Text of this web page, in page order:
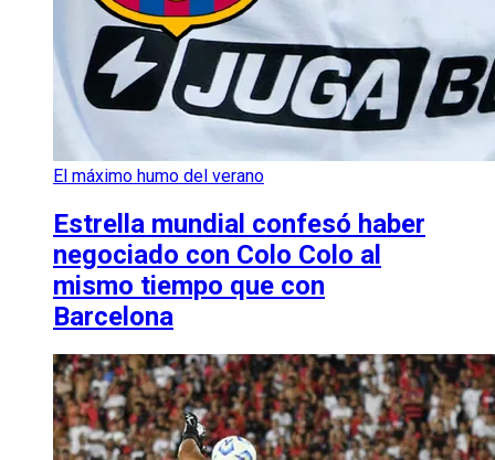
El máximo humo del verano
Estrella mundial confesó haber
negociado con Colo Colo al
mismo tiempo que con
Barcelona